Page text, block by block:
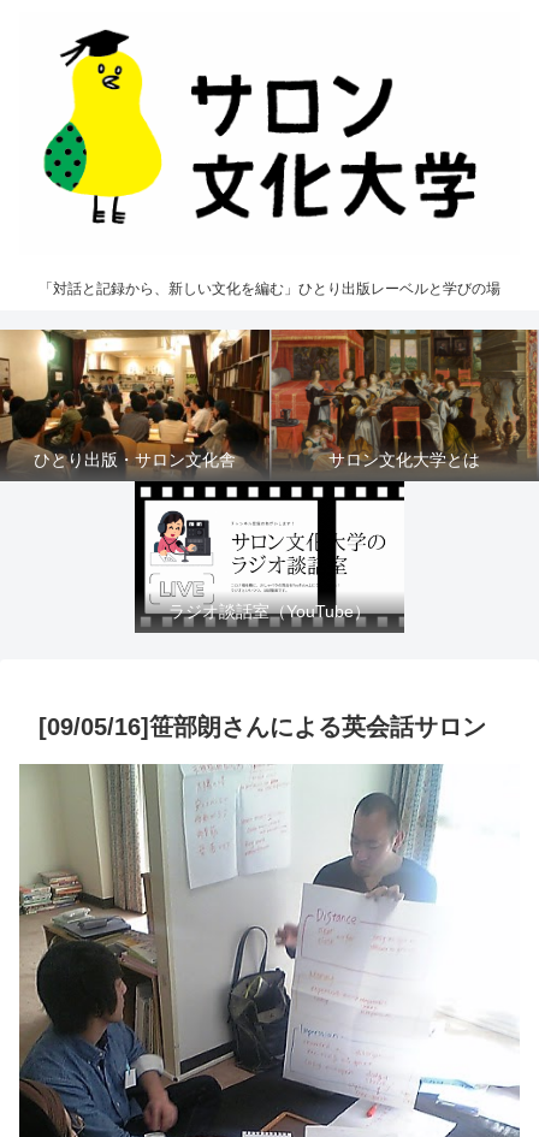
「対話と記録から、新しい文化を編む」ひとり出版レーベルと学びの場
ひとり出版・サロン文化舎 サロン文化大学とは
ラジオ談話室（YouTube）
[09/05/16]笹部朗さんによる英会話サロン